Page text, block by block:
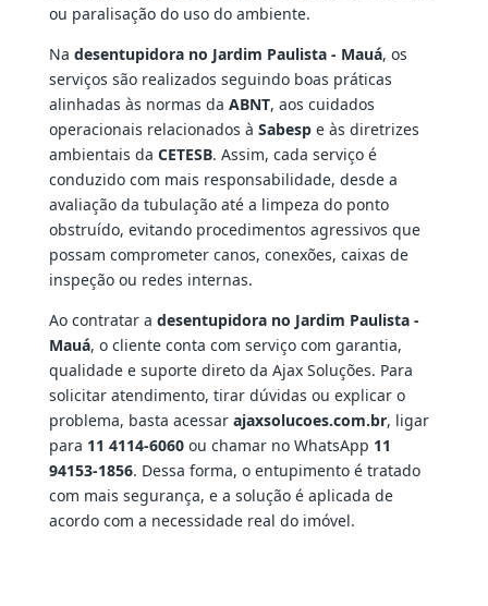
ou paralisação do uso do ambiente.
Na desentupidora no Jardim Paulista - Mauá, os
serviços são realizados seguindo boas práticas
alinhadas às normas da ABNT, aos cuidados
operacionais relacionados à Sabespe às diretrizes
ambientais da CETESB. Assim, cada serviço é
conduzido com mais responsabilidade, desde a
avaliação da tubulação até a limpeza do ponto
obstruído, evitando procedimentos agressivos que
possam comprometer canos, conexões, caixas de
inspeção ou redes internas.
Ao contratar a desentupidora no Jardim Paulista -
Mauá, o cliente conta com serviço com garantia,
qualidade e suporte direto da Ajax Soluções. Para
solicitar atendimento, tirar dúvidas ou explicar o
problema, basta acessar ajaxsolucoes.com.br, ligar
para 11 4114-6060ou chamar no WhatsApp 11
94153-1856. Dessa forma, o entupimento é tratado
com mais segurança, e a solução é aplicada de
acordo com a necessidade real do imóvel.